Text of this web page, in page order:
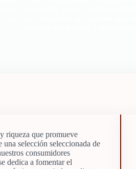
riqueza que promueve
selección seleccionada de
consumidores
dedica a fomentar el